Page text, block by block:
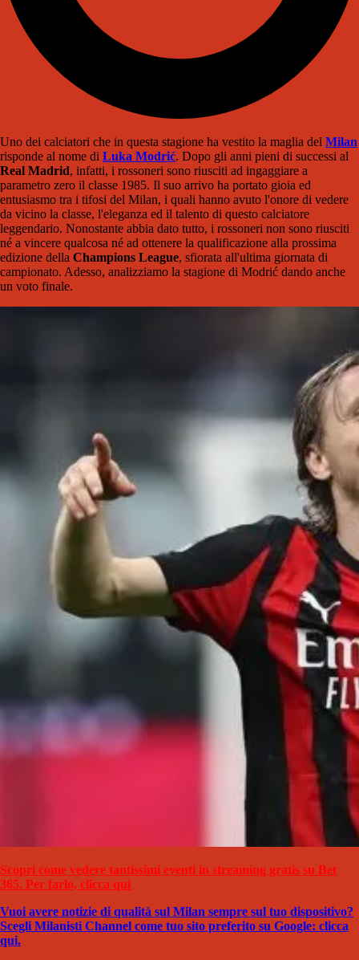
Uno dei calciatori che in questa stagione ha vestito la maglia del Milan
risponde al nome di Luka Modrić. Dopo gli anni pieni di successi al
Real Madrid, infatti, i rossoneri sono riusciti ad ingaggiare a
parametro zero il classe 1985. Il suo arrivo ha portato gioia ed
entusiasmo tra i tifosi del Milan, i quali hanno avuto l'onore di vedere
da vicino la classe, l'eleganza ed il talento di questo calciatore
leggendario. Nonostante abbia dato tutto, i rossoneri non sono riusciti
né a vincere qualcosa né ad ottenere la qualificazione alla prossima
edizione della Champions League, sfiorata all'ultima giornata di
campionato. Adesso, analizziamo la stagione di Modrić dando anche
un voto finale.
Scopri come vedere tantissimi eventi in streaming gratis su Bet
365. Per farlo, clicca qui
Vuoi avere notizie di qualità sul Milan sempre sul tuo dispositivo?
Scegli Milanisti Channel come tuo sito preferito su Google: clicca
qui.